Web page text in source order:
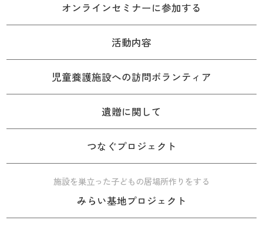
オンラインセミナーに参加する
活動内容
児童養護施設への訪問ボランティア
遺贈に関して
つなぐプロジェクト
施設を巣立った子どもの居場所作りをする
みらい基地プロジェクト